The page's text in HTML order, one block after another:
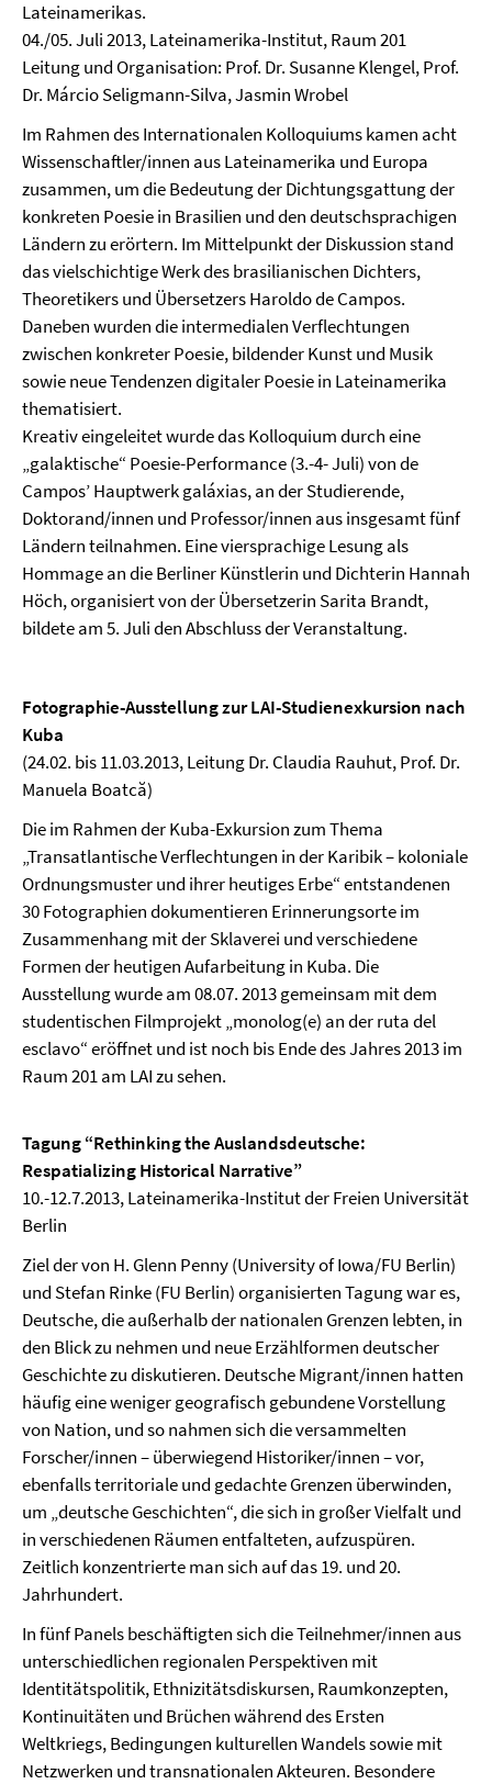
Lateinamerikas.
04./05. Juli 2013, Lateinamerika-Institut, Raum 201
Leitung und Organisation: Prof. Dr. Susanne Klengel, Prof.
Dr. Márcio Seligmann-Silva, Jasmin Wrobel
Im Rahmen des Internationalen Kolloquiums kamen acht
Wissenschaftler/innen aus Lateinamerika und Europa
zusammen, um die Bedeutung der Dichtungsgattung der
konkreten Poesie in Brasilien und den deutschsprachigen
Ländern zu erörtern. Im Mittelpunkt der Diskussion stand
das vielschichtige Werk des brasilianischen Dichters,
Theoretikers und Übersetzers Haroldo de Campos.
Daneben wurden die intermedialen Verflechtungen
zwischen konkreter Poesie, bildender Kunst und Musik
sowie neue Tendenzen digitaler Poesie in Lateinamerika
thematisiert.
Kreativ eingeleitet wurde das Kolloquium durch eine
„galaktische“ Poesie-Performance (3.-4- Juli) von de
Camposʼ Hauptwerk galáxias, an der Studierende,
Doktorand/innen und Professor/innen aus insgesamt fünf
Ländern teilnahmen. Eine viersprachige Lesung als
Hommage an die Berliner Künstlerin und Dichterin Hannah
Höch, organisiert von der Übersetzerin Sarita Brandt,
bildete am 5. Juli den Abschluss der Veranstaltung.
Fotographie-Ausstellung zur LAI-Studienexkursion nach
Kuba
(24.02. bis 11.03.2013, Leitung Dr. Claudia Rauhut, Prof. Dr.
Manuela Boatcă)
Die im Rahmen der Kuba-Exkursion zum Thema
„Transatlantische Verflechtungen in der Karibik – koloniale
Ordnungsmuster und ihrer heutiges Erbe“ entstandenen
30 Fotographien dokumentieren Erinnerungsorte im
Zusammenhang mit der Sklaverei und verschiedene
Formen der heutigen Aufarbeitung in Kuba. Die
Ausstellung wurde am 08.07. 2013 gemeinsam mit dem
studentischen Filmprojekt „monolog(e) an der ruta del
esclavo“ eröffnet und ist noch bis Ende des Jahres 2013 im
Raum 201 am LAI zu sehen.
Tagung “Rethinking the Auslandsdeutsche:
Respatializing Historical Narrative”
10.-12.7.2013, Lateinamerika-Institut der Freien Universität
Berlin
Ziel der von H. Glenn Penny (University of Iowa/FU Berlin)
und Stefan Rinke (FU Berlin) organisierten Tagung war es,
Deutsche, die außerhalb der nationalen Grenzen lebten, in
den Blick zu nehmen und neue Erzählformen deutscher
Geschichte zu diskutieren. Deutsche Migrant/innen hatten
häufig eine weniger geografisch gebundene Vorstellung
von Nation, und so nahmen sich die versammelten
Forscher/innen – überwiegend Historiker/innen – vor,
ebenfalls territoriale und gedachte Grenzen überwinden,
um „deutsche Geschichten“, die sich in großer Vielfalt und
in verschiedenen Räumen entfalteten, aufzuspüren.
Zeitlich konzentrierte man sich auf das 19. und 20.
Jahrhundert.
In fünf Panels beschäftigten sich die Teilnehmer/innen aus
unterschiedlichen regionalen Perspektiven mit
Identitätspolitik, Ethnizitätsdiskursen, Raumkonzepten,
Kontinuitäten und Brüchen während des Ersten
Weltkriegs, Bedingungen kulturellen Wandels sowie mit
Netzwerken und transnationalen Akteuren. Besondere